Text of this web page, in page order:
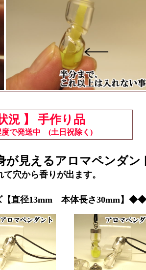
況 】 手作り品
度で発送中 (土日祝除く)
見えるアロマペンダン
穴から香りが出ます。
直径13mm 本体長さ30mm】◆◆